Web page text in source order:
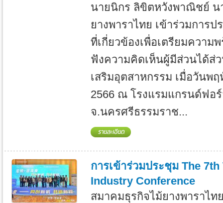
นายนิกร ลิขิตหวังพาณิชย์ น
ยางพาราไทย เข้าร่วมการ
ที่เกี่ยวข้องเพื่อเตรียมความ
ฟังความคิดเห็นผู้มีส่วนได้ส่
เสริมอุตสาหกรรม เมื่อวันพ
2566 ณ โรงแรมแกรนด์ฟอ
จ.นครศรีธรรมราช...
การเข้าร่วมประชุม The
Industry Conference
สมาคมธุรกิจไม้ยางพาราไ